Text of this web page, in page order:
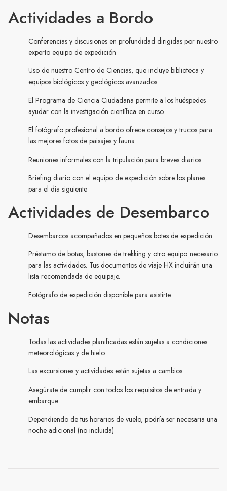
Actividades a Bordo
Conferencias y discusiones en profundidad dirigidas por nuestro
experto equipo de expedición
Uso de nuestro Centro de Ciencias, que incluye biblioteca y
equipos biológicos y geológicos avanzados
El Programa de Ciencia Ciudadana permite a los huéspedes
ayudar con la investigación científica en curso
El fotógrafo profesional a bordo ofrece consejos y trucos para
las mejores fotos de paisajes y fauna
Reuniones informales con la tripulación para breves diarios
Briefing diario con el equipo de expedición sobre los planes
para el día siguiente
Actividades de Desembarco
Desembarcos acompañados en pequeños botes de expedición
Préstamo de botas, bastones de trekking y otro equipo necesario
para las actividades. Tus documentos de viaje HX incluirán una
lista recomendada de equipaje.
Fotógrafo de expedición disponible para asistirte
Notas
Todas las actividades planificadas están sujetas a condiciones
meteorológicas y de hielo
Las excursiones y actividades están sujetas a cambios
Asegúrate de cumplir con todos los requisitos de entrada y
embarque
Dependiendo de tus horarios de vuelo, podría ser necesaria una
noche adicional (no incluida)